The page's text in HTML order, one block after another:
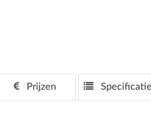
Prijzen